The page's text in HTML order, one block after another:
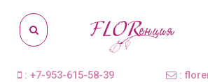
: +7-953-615-58-39
: